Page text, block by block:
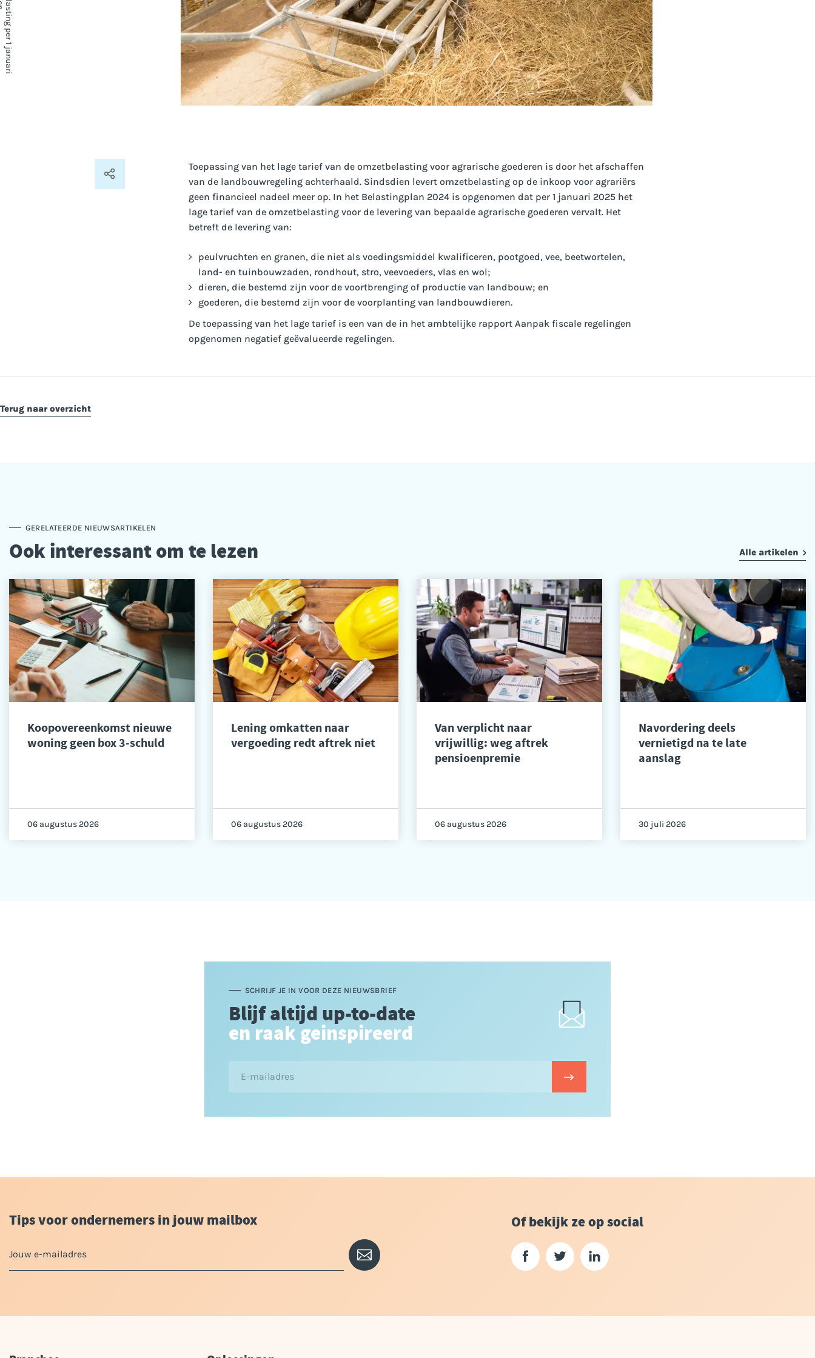
Toepassing van het lage tarief van de omzetbelasting voor agrarische goederen is door het afschaffen
van de landbouwregeling achterhaald. Sindsdien levert omzetbelasting op de inkoop voor agrariërs
geen financieel nadeel meer op. In het Belastingplan 2024 is opgenomen dat per 1 januari 2025 het
lage tarief van de omzetbelasting voor de levering van bepaalde agrarische goederen vervalt. Het
betreft de levering van:
peulvruchten en granen, die niet als voedingsmiddel kwalificeren, pootgoed, vee, beetwortelen,
land- en tuinbouwzaden, rondhout, stro, veevoeders, vlas en wol;
dieren, die bestemd zijn voor de voortbrenging of productie van landbouw; en
goederen, die bestemd zijn voor de voorplanting van landbouwdieren.
De toepassing van het lage tarief is een van de in het ambtelijke rapport Aanpak fiscale regelingen
opgenomen negatief geëvalueerde regelingen.
Terug naar overzicht
GERELATEERDE NIEUWSARTIKELEN
Ook interessant om te lezen Alle artikelen
Koopovereenkomst nieuwe
woning geen box 3-schuld
06 augustus 2026
Lening omkatten naar
vergoeding redt aftrek niet
06 augustus 2026
Van verplicht naar
vrijwillig: weg aftrek
pensioenpremie
06 augustus 2026
Navordering deels
vernietigd na te late
aanslag
30 juli 2026
SCHRIJF JE IN VOOR DEZE NIEUWSBRIEF
Blijf altijd up-to-date
en raak geinspireerd
Tips voor ondernemers in jouw mailbox Of bekijk ze op social